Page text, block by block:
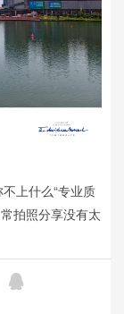
上什么“专业质
拍照分享没有太
了较为良好的
